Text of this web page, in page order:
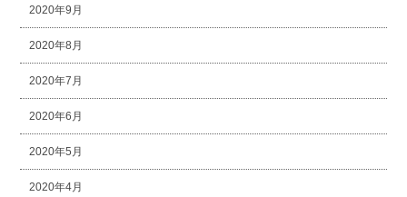
2020年9月
2020年8月
2020年7月
2020年6月
2020年5月
2020年4月